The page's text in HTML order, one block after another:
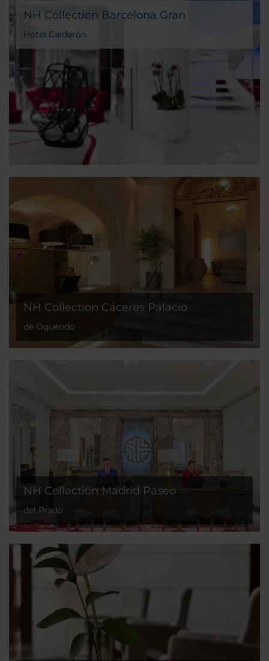
NH Collection Barcelona Gran
Hotel Calderón
NH Collection Cáceres Palacio
de Oquendo
NH Collection Madrid Paseo
del Prado